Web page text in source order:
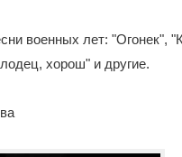
военных лет: "Огонек",
хорош" и другие.